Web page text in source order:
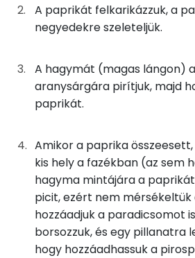
150gparadicsom
lecsópaprika
0g só
1gfűszerpaprika
25g vöröshagyma
6gnapraforgó olaj
1%
Fehérje
5%
Szénhidrát
TOP ásványi anyagok
Foszfor
Magnézium
Nátrium
Vas
TOP vitaminok
A paprikát felkarikázzuk, a
negyedekre szeleteljük.
A hagymát (magas lángon)
aranysárgára pirítjuk, majd
paprikát.
Amikor a paprika
kis hely a fazékban (az sem
hagyma mintájára a
picit, ezért nem
hozzáadjuk a paradicsomot
borsozzuk, és egy pillanatra
hogy hozzáadhassuk a